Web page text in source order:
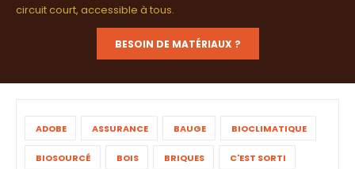
circuit court, accessible à tous.
BESOIN DE MATÉRIAUX ?
ADOBE ASSURANCE BAUGE BIOCLIMATIQUE
BIOSOURCÉ BOIS BRIQUES C'EST SORTI